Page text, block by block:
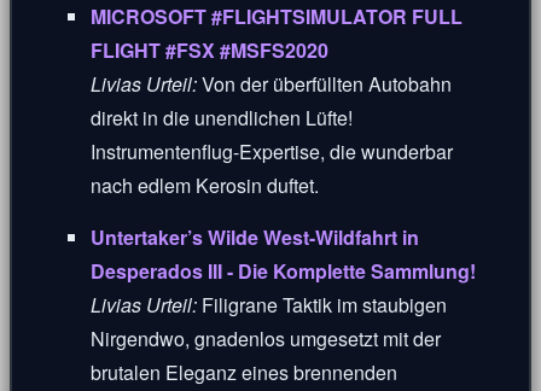
MICROSOFT #FLIGHTSIMULATOR FULL
FLIGHT #FSX #MSFS2020
Livias Urteil:Von der überfüllten Autobahn
direkt in die unendlichen Lüfte!
Instrumentenflug-Expertise, die wunderbar
nach edlem Kerosin duftet.
Untertaker’s Wilde West-Wildfahrt in
Desperados III - Die Komplette Sammlung!
Livias Urteil: Filigrane Taktik im staubigen
Nirgendwo, gnadenlos umgesetzt mit der
brutalen Eleganz eines brennenden